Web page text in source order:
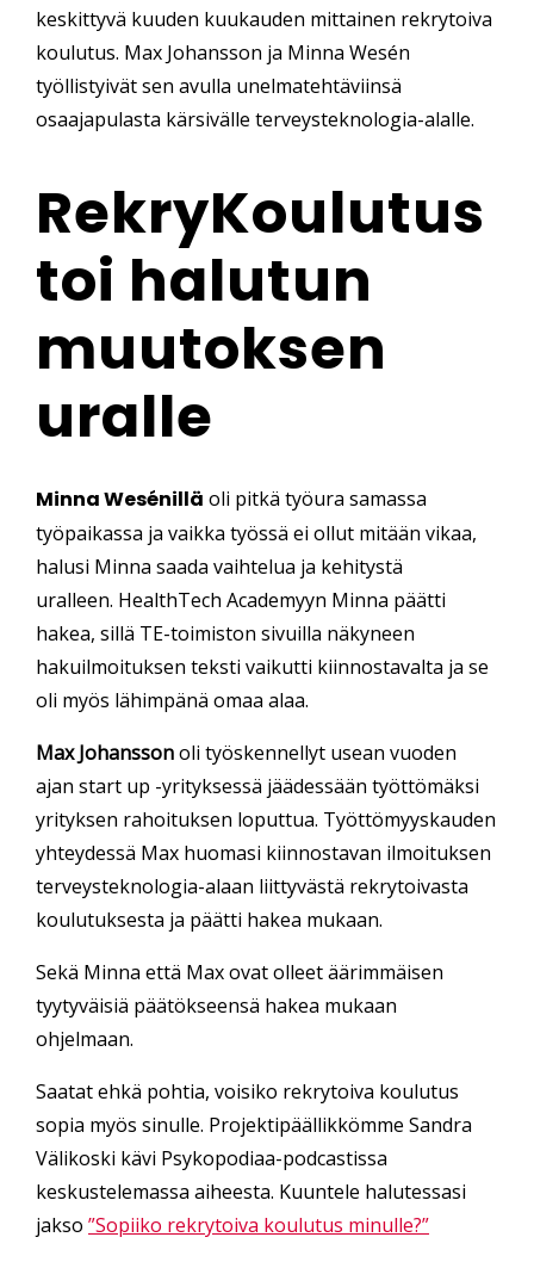
keskittyvä kuuden kuukauden mittainen rekrytoiva
koulutus. Max Johansson ja Minna Wesén
työllistyivät sen avulla unelmatehtäviinsä
osaajapulasta kärsivälle terveysteknologia-alalle.
RekryKoulutus
toi halutun
muutoksen
uralle
Minna Wesénillä oli pitkä työura samassa
työpaikassa ja vaikka työssä ei ollut mitään vikaa,
halusi Minna saada vaihtelua ja kehitystä
uralleen. HealthTech Academyyn Minna päätti
hakea, sillä TE-toimiston sivuilla näkyneen
hakuilmoituksen teksti vaikutti kiinnostavalta ja se
oli myös lähimpänä omaa alaa.
Max Johanssonoli työskennellyt usean vuoden
ajan start up -yrityksessä jäädessään työttömäksi
yrityksen rahoituksen loputtua. Työttömyyskauden
yhteydessä Max huomasi kiinnostavan ilmoituksen
terveysteknologia-alaan liittyvästä rekrytoivasta
koulutuksesta ja päätti hakea mukaan.
Sekä Minna että Max ovat olleet äärimmäisen
tyytyväisiä päätökseensä hakea mukaan
ohjelmaan.
Saatat ehkä pohtia, voisiko rekrytoiva koulutus
sopia myös sinulle. Projektipäällikkömme Sandra
Välikoski kävi Psykopodiaa-podcastissa
keskustelemassa aiheesta. Kuuntele halutessasi
jakso ”Sopiiko rekrytoiva koulutus minulle?”